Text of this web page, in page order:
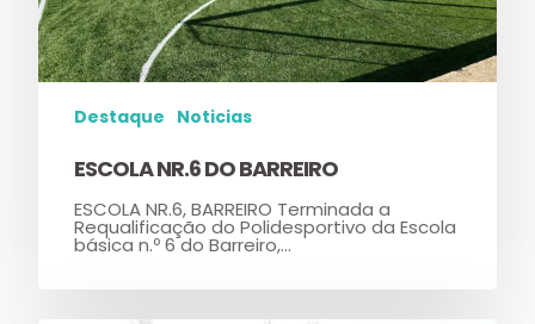
Destaque Noticias
ESCOLA NR.6 DO BARREIRO
ESCOLA NR.6, BARREIRO Terminada a
Requalificação do Polidesportivo da Escola
básica n.º 6 do Barreiro,…